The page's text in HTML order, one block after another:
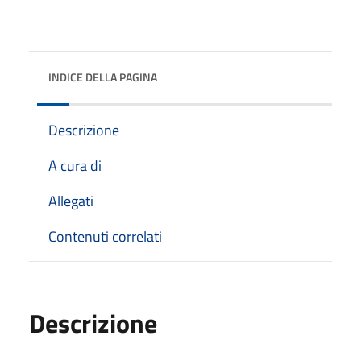
INDICE DELLA PAGINA
Descrizione
A cura di
Allegati
Contenuti correlati
Descrizione